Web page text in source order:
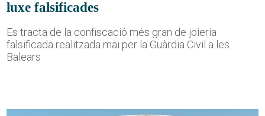
luxe falsificades
Es tracta de la confiscació més gran de joieria
falsificada realitzada mai per la Guàrdia Civil a les
Balears